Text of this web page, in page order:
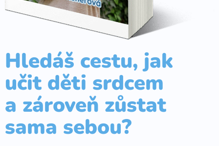
Hledáš cestu, jak
učit děti srdcem
a zároveň zůstat
sama sebou?